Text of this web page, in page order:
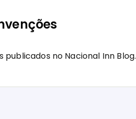
publicados no Nacional Inn Blog.